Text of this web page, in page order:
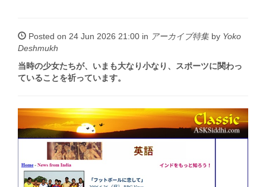
Posted on 24 Jun 2026 21:00 in アーカイブ特集 by Yoko
Deshmukh
当時の少女たちが、いまも大なり小なり、スポーツに関わっ
ていることを祈っています。